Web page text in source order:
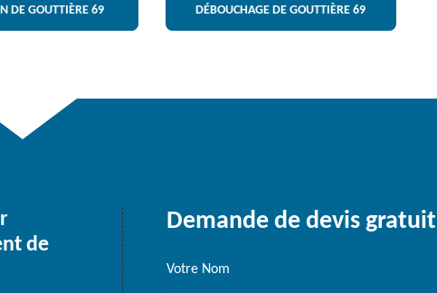
DE GOUTTIÈRE 69 DÉBOUCHAGE DE GOUTTIÈRE 69
de
Demande de devis gratuit